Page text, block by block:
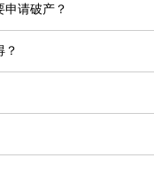
请破产？
？